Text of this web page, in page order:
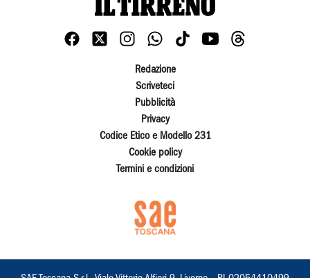
Redazione
Scriveteci
Pubblicità
Privacy
Codice Etico e Modello 231
Cookie policy
Termini e condizioni